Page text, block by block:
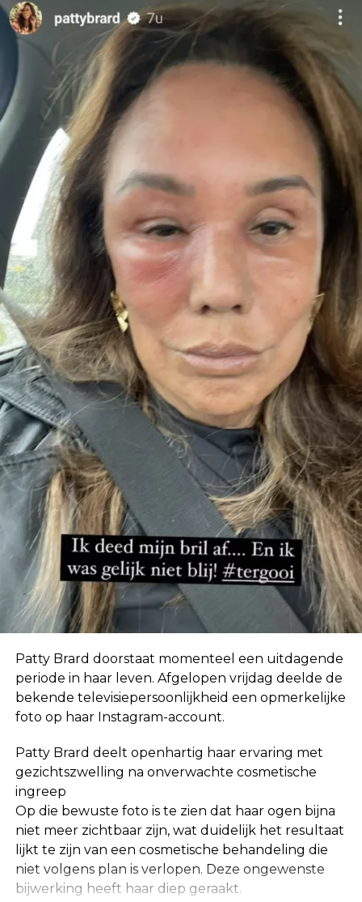
“Het enige wat ik jaren geleden, toen ik Jeroen
nog helemaal niet kende, wel eens had gehoord,
was dat hij een flirt was en altijd ontrouw was,”
vertelt Anouk in gesprek met &C.
In eerste instantie geloofde ze de geruchten niet.
“Ik hoor zoveel dingen. Mensen horen ook dingen
over mij die helemaal niet waar zijn, dus ik neem
niet klakkeloos alles aan wat ik via via hoor.”
Patty Brard doorstaat momenteel een uitdagende
periode in haar leven. Afgelopen vrijdag deelde de
bekende televisiepersoonlijkheid een opmerkelijke
foto op haar Instagram-account.
Patty Brard deelt openhartig haar ervaring met
gezichtszwelling na onverwachte cosmetische
ingreep
Op die bewuste foto is te zien dat haar ogen bijna
niet meer zichtbaar zijn, wat duidelijk het resultaat
lijkt te zijn van een cosmetische behandeling die
niet volgens plan is verlopen. Deze ongewenste
bijwerking heeft haar diep geraakt.